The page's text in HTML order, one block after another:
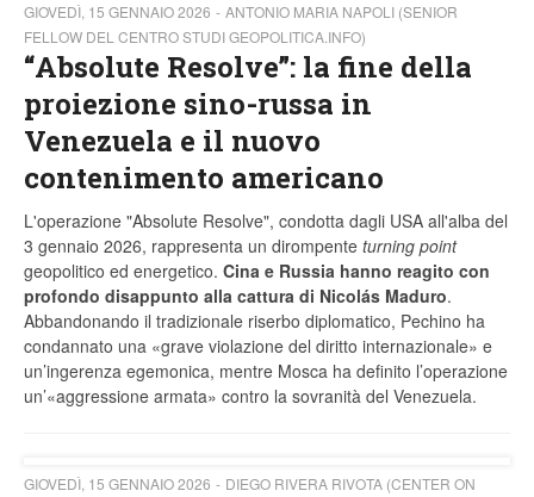
GIOVEDÌ, 15 GENNAIO 2026
ANTONIO MARIA NAPOLI (SENIOR
FELLOW DEL CENTRO STUDI GEOPOLITICA.INFO)
“Absolute Resolve”: la fine della
proiezione sino-russa in
Venezuela e il nuovo
contenimento americano
L'operazione "Absolute Resolve", condotta dagli USA all'alba del
3 gennaio 2026, rappresenta un dirompente turning point
geopolitico ed energetico. Cina e Russia hanno reagito con
profondo disappunto alla cattura di Nicolás Maduro.
Abbandonando il tradizionale riserbo diplomatico, Pechino ha
condannato una «grave violazione del diritto internazionale» e
un’ingerenza egemonica, mentre Mosca ha definito l’operazione
un’«aggressione armata» contro la sovranità del Venezuela.
GIOVEDÌ, 15 GENNAIO 2026
DIEGO RIVERA RIVOTA (CENTER ON